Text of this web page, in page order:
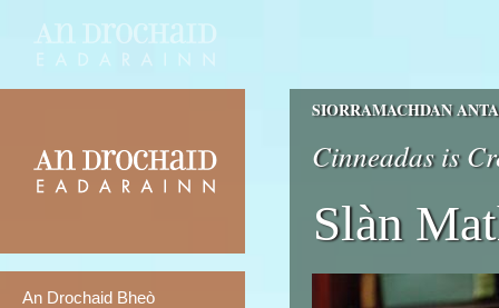
An Drochaid Bheò
SIORRAMACHDAN
Cinneadas is
Slàn